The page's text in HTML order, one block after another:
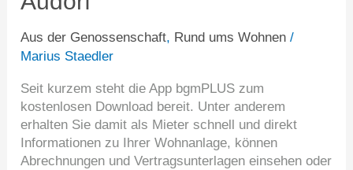
Aus der Genossenschaft, Rund ums Wohnen /
Marius Staedler
Seit kurzem steht die App bgmPLUS zum
kostenlosen Download bereit. Unter anderem
erhalten Sie damit als Mieter schnell und direkt
Informationen zu Ihrer Wohnanlage, können
Abrechnungen und Vertragsunterlagen einsehen oder
Audorf